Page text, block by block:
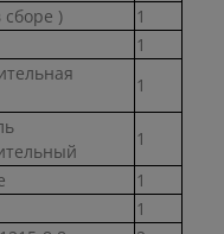
сборе )
1
1
1
1
1
1